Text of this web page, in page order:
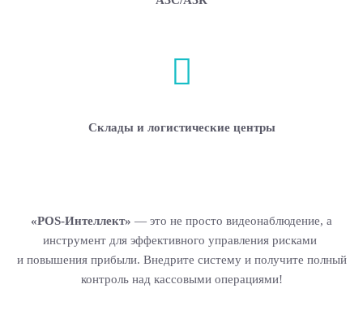
Склады и логистические центры
«POS-Интеллект» — это не просто видеонаблюдение, а
инструмент для эффективного управления рисками
и повышения прибыли. Внедрите систему и получите полный
контроль над кассовыми операциями!